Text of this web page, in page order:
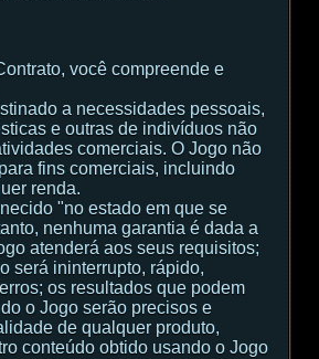
você compreende e
a necessidades pessoais,
e outras de indivíduos não
comerciais. O Jogo não
fins comerciais, incluindo
renda.
"no estado em que se
nenhuma garantia é dada a
atenderá aos seus requisitos;
será ininterrupto, rápido,
os resultados que podem
o Jogo serão precisos e
de qualquer produto,
conteúdo obtido usando o Jogo